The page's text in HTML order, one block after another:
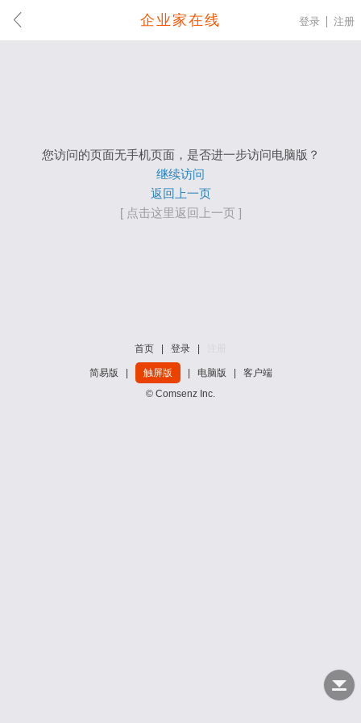
企业家在线 登录 注册
您访问的页面无手机页面，是否进一步访问电脑版？
继续访问
返回上一页
[ 点击这里返回上一页 ]
首页 登录
简易版 触屏版 电脑版
客户端
© Comsenz Inc.